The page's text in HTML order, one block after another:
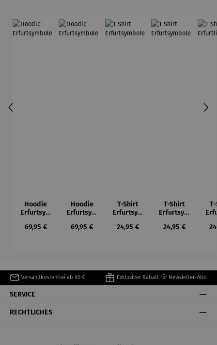
Hoodie
Erfurtsym
Regulärer Preis:
69,95 €
Hoodie
Erfurtsym
Regulärer Preis:
69,95 €
T-Shirt
Erfurtsym
Regulärer Preis:
24,95 €
T-Shirt
Erfurtsym
Regulärer Preis:
24,95 €
Versandkostenfrei ab 90 € Exklusiver Rabatt für Newsletter-Abo
SERVICE
RECHTLICHES